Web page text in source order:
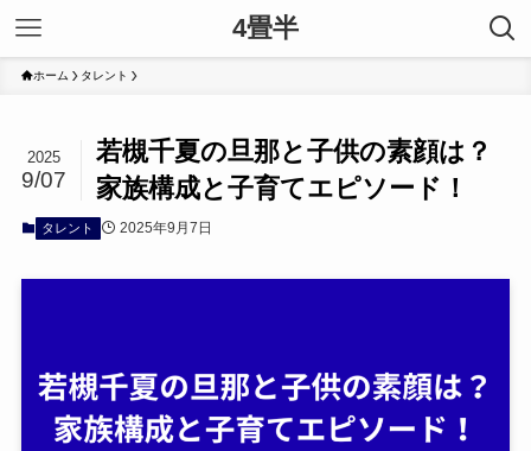
4畳半
ホーム タレント
若槻千夏の旦那と子供の素顔は？
家族構成と子育てエピソード！
2025
9/07
タレント 2025年9月7日